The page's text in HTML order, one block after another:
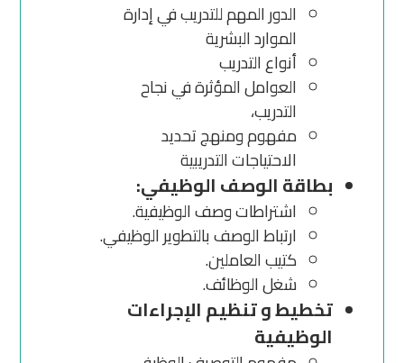
الدور المهم للتدريب في إدارة
الموارد البشرية
أنواع التدريب
العوامل المؤثرة في نجاح
التدريب،
مفهوم ومنهج تحديد
الاحتياجات التدريبية
بطاقة الوصف الوظيفي:
اشتراطات وصف الوظيفية.
ارتباط الوصف بالتطوير الوظيفي.
كتيب العاملين.
شغل الوظائف.
تخطيط و تنظيم الإجراءات
الوظيفية